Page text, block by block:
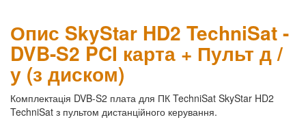
Опис SkyStar HD2 TechniSat -
DVB-S2 PCI карта + Пульт д /
у (з диском)
Комплектація DVB-S2 плата для ПК TechniSat SkyStar HD2
TechniSat з пультом дистанційного керування.